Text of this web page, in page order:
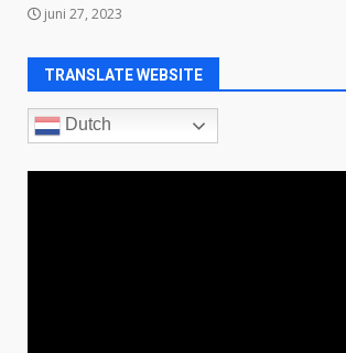
juni 27, 2023
TRANSLATE WEBSITE
Dutch